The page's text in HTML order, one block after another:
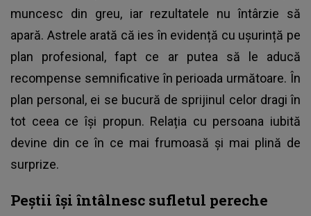
muncesc din greu, iar rezultatele nu întârzie să
apară. Astrele arată că ies în evidență cu ușurință pe
plan profesional, fapt ce ar putea să le aducă
recompense semnificative în perioada următoare. În
plan personal, ei se bucură de sprijinul celor dragi în
tot ceea ce își propun. Relația cu persoana iubită
devine din ce în ce mai frumoasă și mai plină de
surprize.
Peștii își întâlnesc sufletul pereche